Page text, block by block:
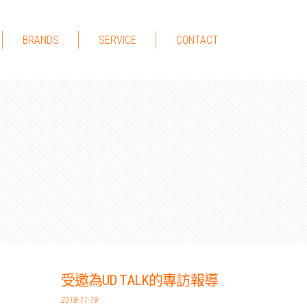
BRANDS SERVICE CONTACT
受邀為UD TALK的專訪報導
2018-11-19